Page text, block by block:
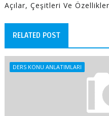
Açılar, Çeşitleri Ve
RELATED POST
DERS KONU ANLATIMLARI